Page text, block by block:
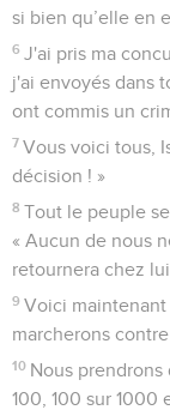
si bien qu’elle en
6 J'ai pris ma
j'ai envoyés dans
ont commis un
7 Vous voici tous,
décision ! »
8 Tout le peuple
« Aucun de nous
retournera chez lui.
9 Voici maintenant
marcherons
10 Nous prendrons
100, 100 sur 1000